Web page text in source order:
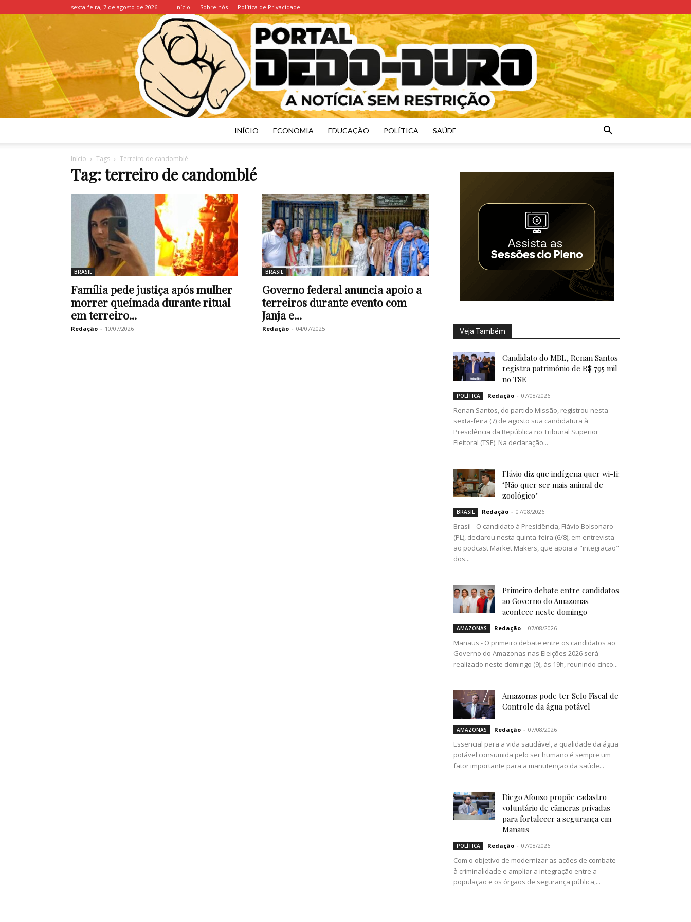
sexta-feira, 7 de agosto de 2026 Início Sobre nós Política de Privacidade
Dedo
INÍCIO ECONOMIA EDUCAÇÃO POLÍTICA SAÚDE
Início Tags Terreiro de candomblé
Tag: terreiro de candomblé
BRASIL
Família pede justiça após mulher
morrer queimada durante ritual
em terreiro...
Redação - 10/07/2026
BRASIL
Governo federal anuncia apoio a
terreiros durante evento com
Janja e...
Redação - 04/07/2025 Veja Também
Candidato do MBL, Renan Santos
registra patrimônio de R$ 795 mil
no TSE
POLÍTICA Redação - 07/08/2026
Renan Santos, do partido Missão, registrou nesta
sexta-feira (7) de agosto sua candidatura à
Presidência da República no Tribunal Superior
Eleitoral (TSE). Na declaração...
Flávio diz que indígena quer wi-fi:
‘Não quer ser mais animal de
zoológico’
BRASIL Redação - 07/08/2026
Brasil - O candidato à Presidência, Flávio Bolsonaro
(PL), declarou nesta quinta-feira (6/8), em entrevista
ao podcast Market Makers, que apoia a "integração"
dos...
Primeiro debate entre candidatos
ao Governo do Amazonas
acontece neste domingo
AMAZONAS Redação - 07/08/2026
Manaus - O primeiro debate entre os candidatos ao
Governo do Amazonas nas Eleições 2026 será
realizado neste domingo (9), às 19h, reunindo cinco...
Amazonas pode ter Selo Fiscal de
Controle da água potável
AMAZONAS Redação - 07/08/2026
Essencial para a vida saudável, a qualidade da água
potável consumida pelo ser humano é sempre um
fator importante para a manutenção da saúde...
Diego Afonso propõe cadastro
voluntário de câmeras privadas
para fortalecer a segurança em
Manaus
POLÍTICA Redação - 07/08/2026
Com o objetivo de modernizar as ações de combate
à criminalidade e ampliar a integração entre a
população e os órgãos de segurança pública,...